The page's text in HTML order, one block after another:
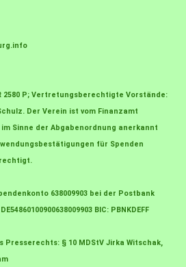
2580 P; Vertretungsberechtigte Vorstände:
Der Verein ist vom Finanzamt
Sinne der Abgabenordnung anerkannt
für Spenden
638009903 bei der Postbank
BIC: PBNKDEFF
Presserechts: § 10 MDStV Jirka Witschak,